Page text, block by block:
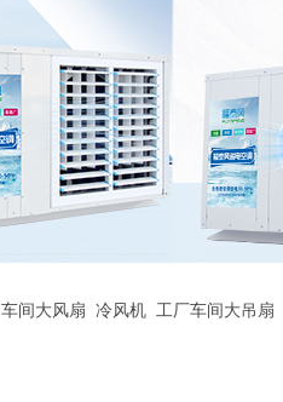
车间大风扇 冷风机 工厂车间大吊扇